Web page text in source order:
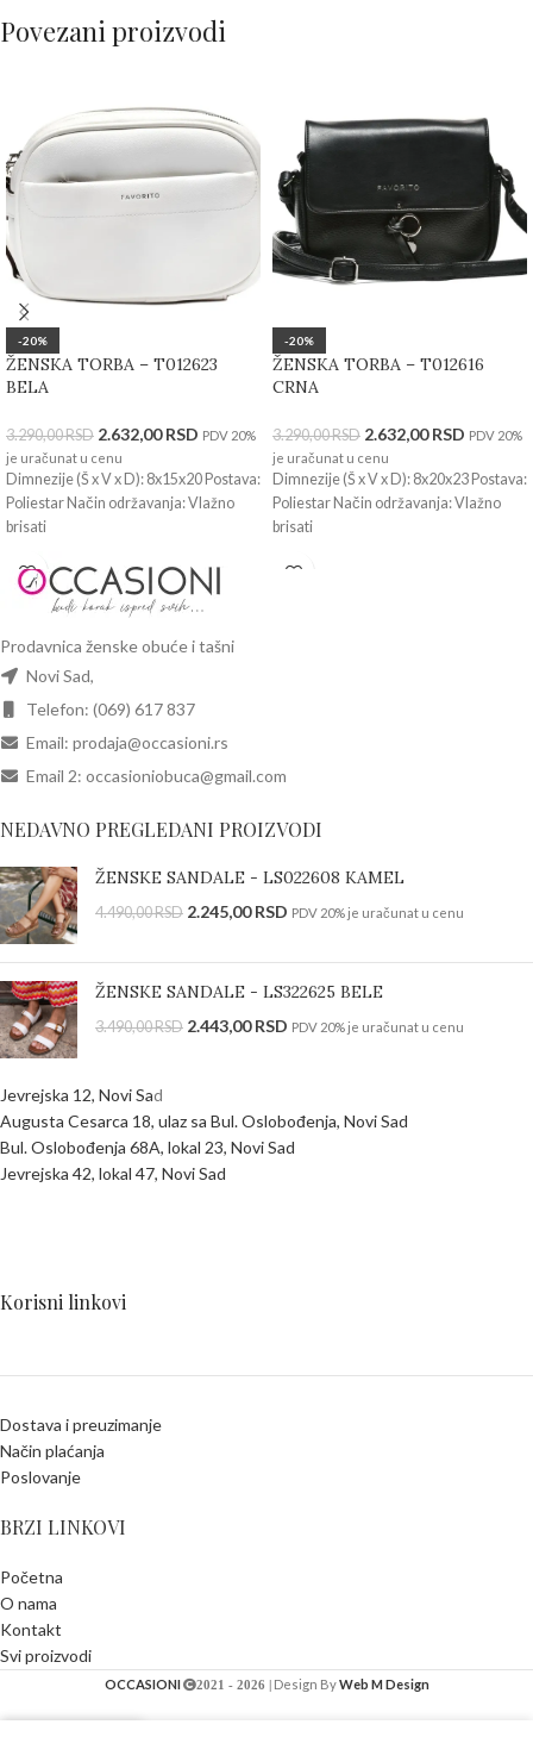
Povezani proizvodi
-20%
ŽENSKA TORBA – T012623
BELA
3.290,00RSD 2.632,00RSD PDV 20%
je uračunat u cenu
Dimnezije (Š x V x D): 8x15x20 Postava:
Poliestar Način održavanja: Vlažno
brisati
-20%
ŽENSKA TORBA – T012616
CRNA
3.290,00RSD 2.632,00RSD PDV 20%
je uračunat u cenu
Dimnezije (Š x V x D): 8x20x23 Postava:
Poliestar Način održavanja: Vlažno
brisati
Prodavnica ženske obuće i tašni
Novi Sad,
Telefon: (069) 617 837
Email: prodaja@occasioni.rs
Email 2: occasioniobuca@gmail.com
NEDAVNO PREGLEDANI PROIZVODI
ŽENSKE SANDALE - LS022608 KAMEL
4.490,00RSD 2.245,00RSD PDV 20% je uračunat u cenu
ŽENSKE SANDALE - LS322625 BELE
3.490,00RSD 2.443,00RSD PDV 20% je uračunat u cenu
Jevrejska 12, Novi Sad
Augusta Cesarca 18, ulaz sa Bul. Oslobođenja, Novi Sad
Bul. Oslobođenja 68A, lokal 23, Novi Sad
Jevrejska 42, lokal 47, Novi Sad
Korisni linkovi
Dostava i preuzimanje
Način plaćanja
Poslovanje
BRZI LINKOVI
Početna
O nama
Kontakt
Svi proizvodi
OCCASIONI 2021 - 2026 |Design ByWeb M Design